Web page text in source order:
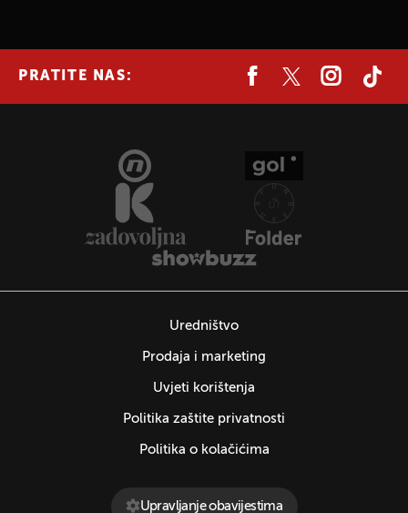
PRATITE NAS:
Uredništvo
Prodaja i marketing
Uvjeti korištenja
Politika zaštite privatnosti
Politika o kolačićima
Upravljanje obavijestima